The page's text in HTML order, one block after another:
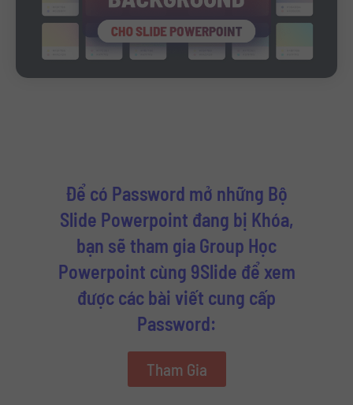
Để có Password mở những Bộ
Slide Powerpoint đang bị Khóa,
bạn sẽ tham gia Group Học
Powerpoint cùng 9Slide để xem
được các bài viết cung cấp
Password:
Tham Gia